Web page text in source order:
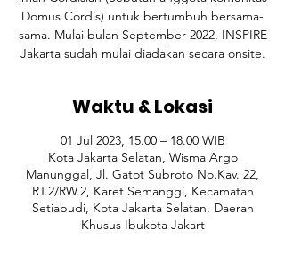
Domus Cordis) untuk bertumbuh bersama-
sama. Mulai bulan September 2022, INSPIRE
Jakarta sudah mulai diadakan secara onsite.
Waktu & Lokasi
01 Jul 2023, 15.00 – 18.00 WIB
Kota Jakarta Selatan, Wisma Argo
Manunggal, Jl. Gatot Subroto No.Kav. 22,
RT.2/RW.2, Karet Semanggi, Kecamatan
Setiabudi, Kota Jakarta Selatan, Daerah
Khusus Ibukota Jakart